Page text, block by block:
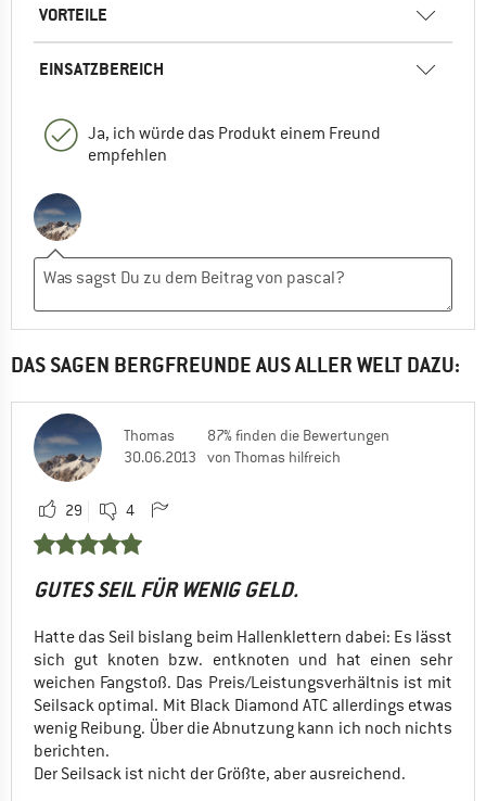
VORTEILE
EINSATZBEREICH
Ja, ich würde das Produkt einem Freund
empfehlen
DAS SAGEN BERGFREUNDE AUS ALLER WELT DAZU:
Thomas
30.06.2013
87% finden die Bewertungen
von Thomas hilfreich
29 4
GUTES SEIL FÜR WENIG GELD.
Hatte das Seil bislang beim Hallenklettern dabei: Es lässt
sich gut knoten bzw. entknoten und hat einen sehr
weichen Fangstoß. Das Preis/Leistungsverhältnis ist mit
Seilsack optimal. Mit Black Diamond ATC allerdings etwas
wenig Reibung. Über die Abnutzung kann ich noch nichts
berichten.
Der Seilsack ist nicht der Größte, aber ausreichend.